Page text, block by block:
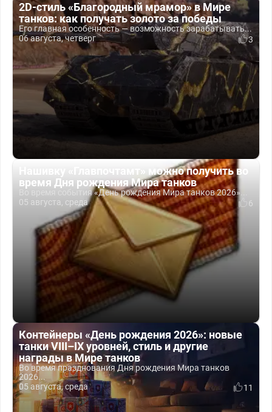
2D-стиль «Благородный мрамор» в Мире
танков: как получать золото за победы
Его главная особенность — возможность зарабатывать...
06 августа, четверг
3
Нашивку «Главпочтамт» можно получить во
время Дня рождения Мира танков
Во время события «День рождения Мира танков 2026»...
05 августа, среда
6
Контейнеры «День рождения 2026»: новые
танки VIII–IX уровней, стиль и другие
награды в Мире танков
Во время празднования Дня рождения Мира танков
2026...
05 августа, среда
11